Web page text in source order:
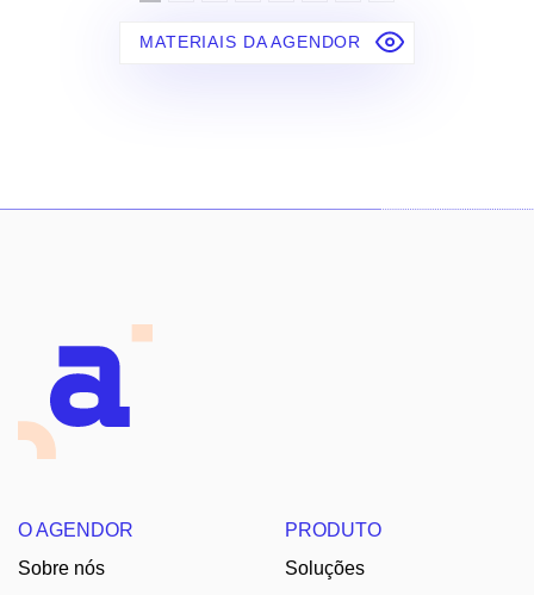
MATERIAIS DA AGENDOR
O AGENDOR
Sobre nós
PRODUTO
Soluções